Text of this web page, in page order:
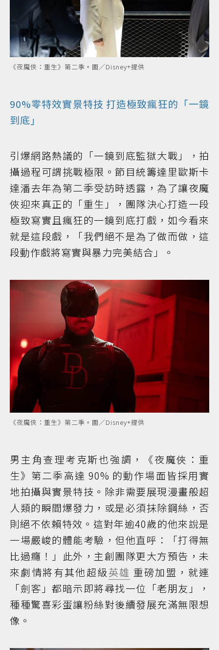
《夜魔俠：重生》第二季。圖／Disney+提供
90%零特效實景特技 打造極致瘋狂的「一鏡
到底」
引爆網路熱議的「一鏡到底監獄大戰」，拍
攝過程可謂挑戰極限。節目統籌達里歐斯卡
達潘去年為第二季受訪時透露，為了讓夜魔
俠迎來真正的「重生」，團隊決心打造一段
極致寫實且瘋狂的一鏡到底打戲，如今看來
就是這段戲，「我們絕不是為了做而做，這
段動作戲將寫實與暴力完美結合」。
《夜魔俠：重生》第二季。圖／Disney+提供
男主角查理考克斯也強調，《夜魔俠：重
生》第二季高達 90% 的動作場面皆採用實
地拍攝與實景特技。除非需要展現漫畫般超
人類的瞬間爆發力，或是必須抹除鋼絲，否
則絕不依賴特效。這對年逾40歲的他來說是
一場嚴峻的體能考驗，但他直呼：「打得無
比過癮！」此外，主創團隊更大方預告，未
來劇情將有其他超級英雄 重磅加盟，就連
「劍客」都暗示即將尋找一位「老朋友」，
種種驚喜彩蛋讓粉絲對後續發展充滿無限想
像。